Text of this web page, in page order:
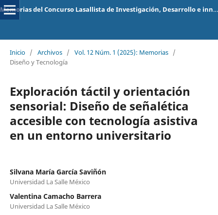
Memorias del Concurso Lasallista de Investigación, Desarrollo e innovación
Inicio / Archivos / Vol. 12 Núm. 1 (2025): Memorias /
Diseño y Tecnología
Exploración táctil y orientación
sensorial: Diseño de señalética
accesible con tecnología asistiva
en un entorno universitario
Silvana María García Saviñón
Universidad La Salle México
Valentina Camacho Barrera
Universidad La Salle México